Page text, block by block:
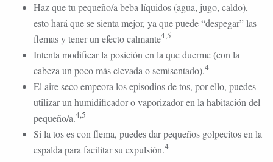
Haz que tu pequeño/a beba líquidos (agua, jugo, caldo),
esto hará que se sienta mejor, ya que puede “despegar” las
flemas y tener un efecto calmante4,5
Intenta modificar la posición en la que duerme (con la
cabeza un poco más elevada o semisentado).4
El aire seco empeora los episodios de tos, por ello, puedes
utilizar un humidificador o vaporizador en la habitación del
pequeño/a.4,5
Si la tos es con flema, puedes dar pequeños golpecitos en la
espalda para facilitar su expulsión.4